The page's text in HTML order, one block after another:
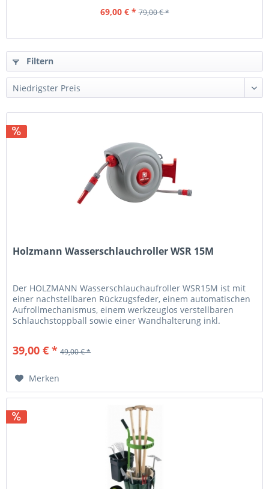
69,00 € * 79,00 € *
Filtern
Holzmann Wasserschlauchroller WSR 15M
Der HOLZMANN Wasserschlauchaufroller WSR15M ist mit
einer nachstellbaren Rückzugsfeder, einem automatischen
Aufrollmechanismus, einem werkzeuglos verstellbaren
Schlauchstoppball sowie einer Wandhalterung inkl.
39,00 € * 49,00 € *
Merken